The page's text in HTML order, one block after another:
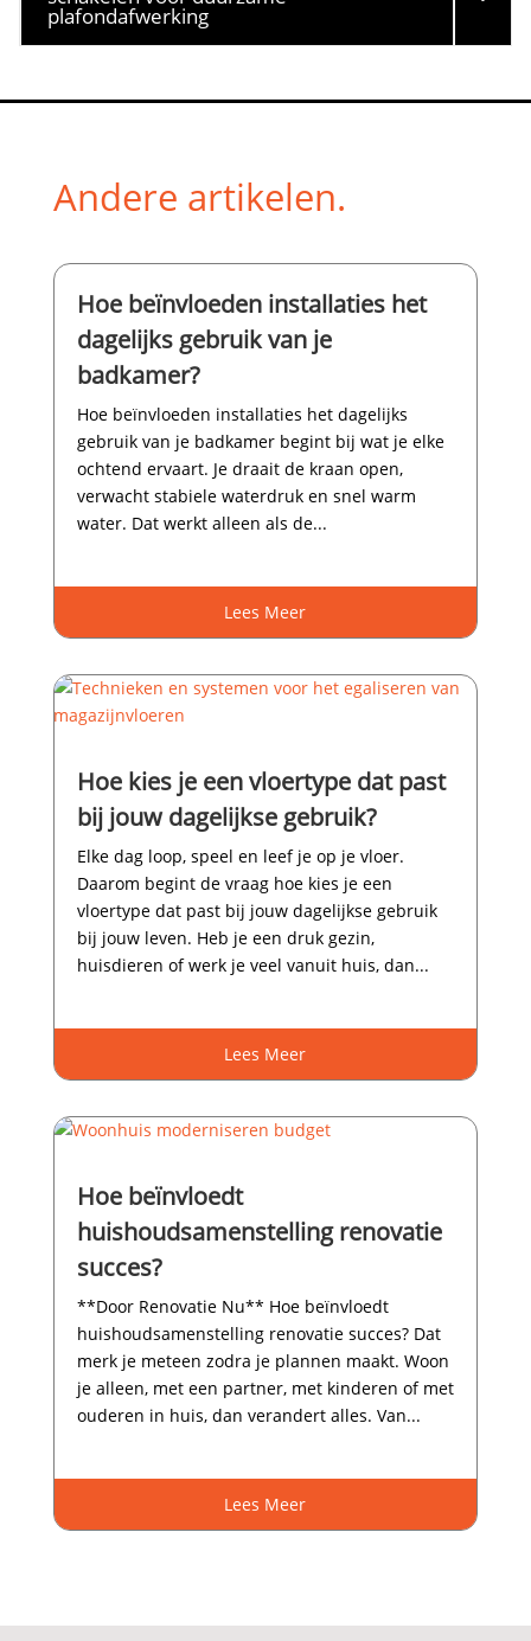
plafondafwerking
Andere artikelen.
Hoe beïnvloeden installaties het
dagelijks gebruik van je
badkamer?
Hoe beïnvloeden installaties het dagelijks
gebruik van je badkamer begint bij wat je elke
ochtend ervaart.​ Je draait de kraan open,
verwacht stabiele waterdruk en snel warm
water.​ Dat werkt alleen als de...
Lees Meer
Hoe kies je een vloertype dat past
bij jouw dagelijkse gebruik?
Elke dag loop, speel en leef je op je vloer.​
Daarom begint de vraag hoe kies je een
vloertype dat past bij jouw dagelijkse gebruik
bij jouw leven.​ Heb je een druk gezin,
huisdieren of werk je veel vanuit huis, dan...
Lees Meer
Hoe beïnvloedt
huishoudsamenstelling renovatie
succes?
**Door Renovatie Nu** Hoe beïnvloedt
huishoudsamenstelling renovatie succes? Dat
merk je meteen zodra je plannen maakt.​ Woon
je alleen, met een partner, met kinderen of met
ouderen in huis, dan verandert alles.​ Van...
Lees Meer